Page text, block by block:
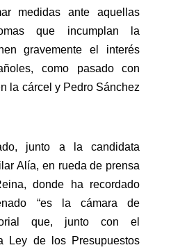
medidas ante aquellas
que incumplan la
gravemente el interés
como pasado con
la cárcel y Pedro Sánchez
junto a la candidata
Alía, en rueda de prensa
donde ha recordado
“es la cámara de
que, junto con el
Ley de los Presupuestos